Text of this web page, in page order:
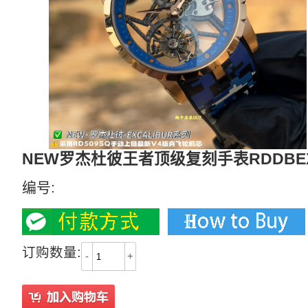
NEW罗杰杜彼王者顶级复刻手表
编号:
订购数量: - +